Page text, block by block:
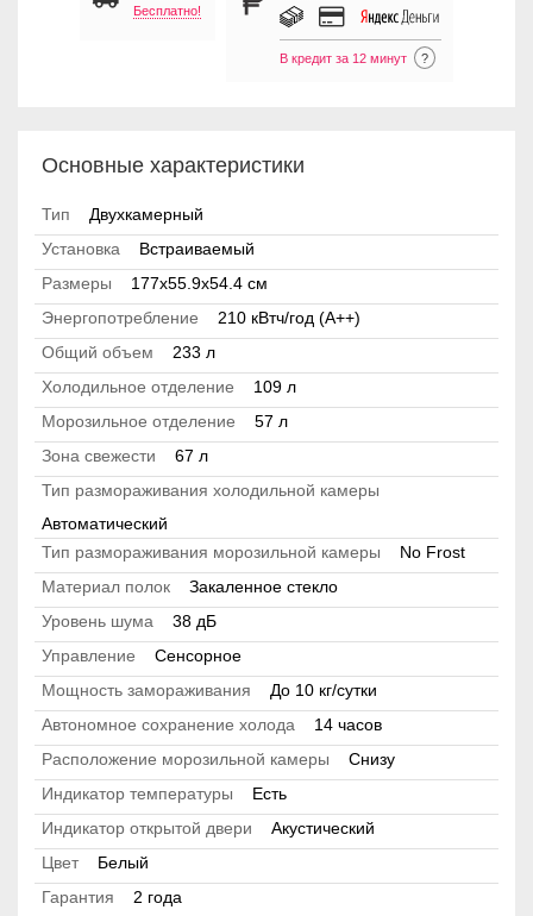
Бесплатно!
В кредит за 12 минут ?
Основные характеристики
Тип
Двухкамерный
Установка
Встраиваемый
Размеры
177x55.9x54.4 см
Энергопотребление
210 кВтч/год (A++)
Общий объем
233 л
Холодильное отделение
109 л
Морозильное отделение
57 л
Зона свежести
67 л
Тип размораживания холодильной камеры
Автоматический
Тип размораживания морозильной камеры
No Frost
Материал полок
Закаленное стекло
Уровень шума
38 дБ
Управление
Сенсорное
Мощность замораживания
До 10 кг/cутки
Автономное сохранение холода
14 часов
Расположение морозильной камеры
Снизу
Индикатор температуры
Есть
Индикатор открытой двери
Акустический
Цвет
Белый
Гарантия
2 года